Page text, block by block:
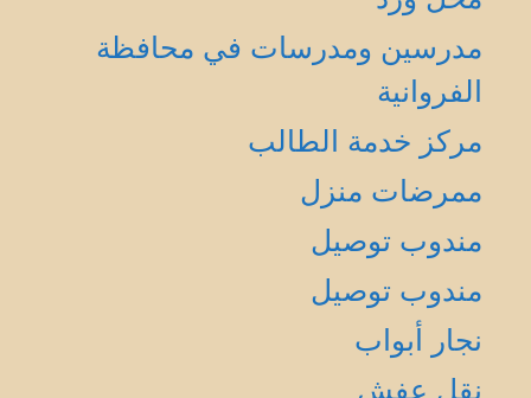
مدرسين ومدرسات في محافظة
الفروانية
مركز خدمة الطالب
ممرضات منزل
مندوب توصيل
مندوب توصيل
نجار أبواب
نقل عفش